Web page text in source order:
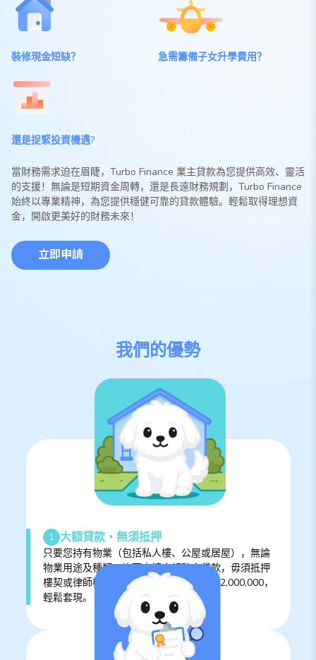
裝修現金短缺？ 急需籌備子女升學費用？
還是捉緊投資機遇?
當財務需求迫在眉睫，Turbo Finance 業主貸款為您提供高效、靈活
的支援！無論是短期資金周轉，還是長遠財務規劃，Turbo Finance
始終以專業精神，為您提供穩健可靠的貸款體驗。輕鬆取得理想資
金，開啟更美好的財務未來！
立即申請
我們的優勢
1 大額貸款‧無須抵押
只要您持有物業（包括私人樓、公屋或居屋），無論
物業用途及種類，均可申請大額私人貸款，毋須抵押
樓契或律師樓手續，最高貸款額高達HK$2,000,000，
輕鬆套現。